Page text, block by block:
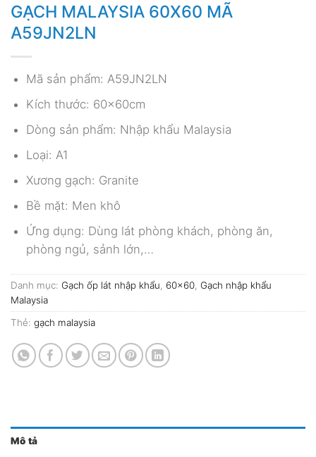
GẠCH MALAYSIA 60X60 MÃ
A59JN2LN
Mã sản phẩm: A59JN2LN
Kích thước: 60x60cm
Dòng sản phẩm: Nhập khẩu Malaysia
Loại: A1
Xương gạch: Granite
Bề mặt: Men khô
Ứng dụng: Dùng lát phòng khách, phòng ăn,
phòng ngủ, sảnh lớn,…
Danh mục: Gạch ốp lát nhập khẩu 60x60 Gạch nhập khẩu
Malaysia
Thẻ: gạch malaysia
Mô tả